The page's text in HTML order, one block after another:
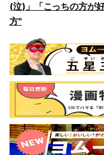
(泣)」「こっちの方が
方"